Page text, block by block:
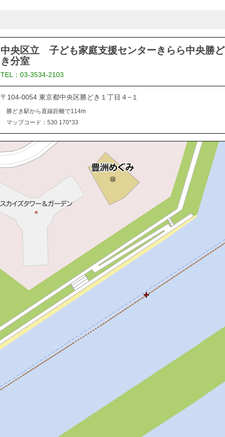
中央区立 子ども家庭支援センターきらら中央勝ど
き分室
TEL：03-3534-2103
〒104-0054 東京都中央区勝どき１丁目４−１
勝どき駅から直線距離で114m
マップコード：530 170*33